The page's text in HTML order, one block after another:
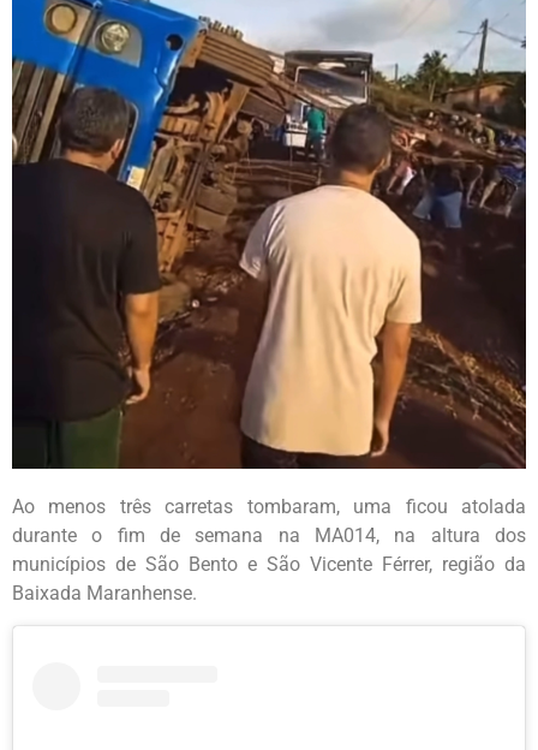
Ao menos três carretas tombaram, uma ficou atolada
durante o fim de semana na MA014, na altura dos
municípios de São Bento e São Vicente Férrer, região da
Baixada Maranhense.